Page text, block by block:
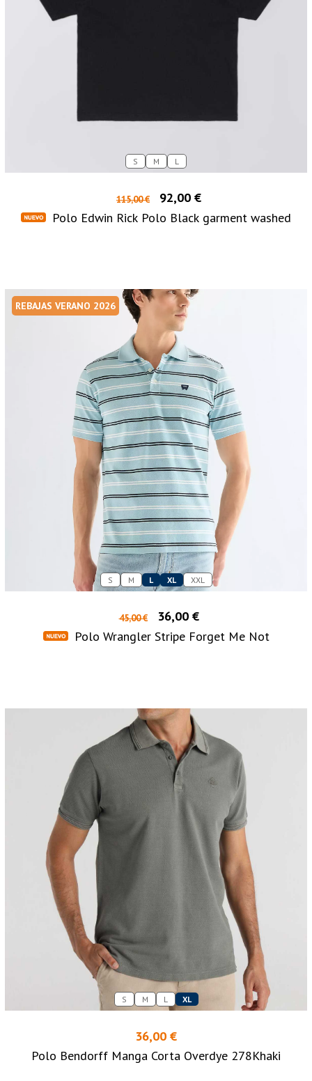
S M L
115,00 €
92,00 €
Polo Edwin Rick Polo Black garment washed
REBAJAS VERANO 2026
S M L XL XXL
45,00 €
36,00 €
Polo Wrangler Stripe Forget Me Not
S M L XL
36,00 €
Polo Bendorff Manga Corta Overdye 278Khaki